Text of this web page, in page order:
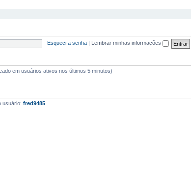
Esqueci a senha Lembrar minhas informações
em usuários ativos nos últimos 5 minutos)
usuário: fred9485